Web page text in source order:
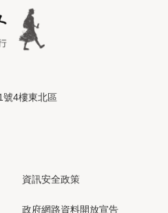
號4樓東北區
資訊安全政策
政府網路資料開放宣告